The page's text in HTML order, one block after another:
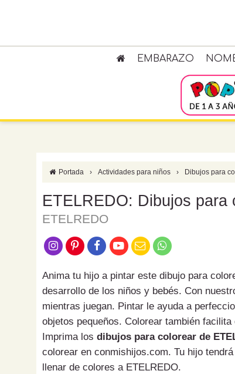
EMBARAZO
Portada › Actividades para niños › Dibujos para
ETELREDO: Dibujos para
ETELREDO
Anima tu hijo a pintar este dibujo para
desarrollo de los niños y bebés. Con
mientras juegan. Pintar le ayuda a
objetos pequeños. Colorear también
Imprima los dibujos para colorear de
colorear en conmishijos.com. Tu hijo
llenar de colores a ETELREDO.